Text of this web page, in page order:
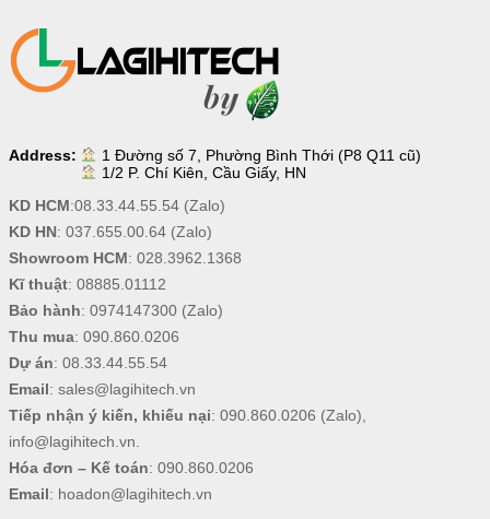
Address:
1 Đường số 7, Phường Bình Thới (P8 Q11 cũ)
1/2 P. Chí Kiên, Cầu Giấy, HN
KD HCM:08.33.44.55.54(Zalo)
KD HN: 037.655.00.64(Zalo)
Showroom HCM: 028.3962.1368
Kĩ thuật: 08885.01112
Bảo hành: 0974147300(Zalo)
Thu mua: 090.860.0206
Dự án: 08.33.44.55.54
Email: sales@lagihitech.vn
Tiếp nhận ý kiến, khiếu nại: 090.860.0206 (Zalo),
info@lagihitech.vn
Hóa đơn – Kế toán: 090.860.0206
Email: hoadon@lagihitech.vn